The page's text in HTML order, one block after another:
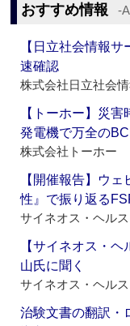
おすすめ情報
【日立社会情報
速確認
株式会社日立社会
【トーホー】災
発電機で万全の
株式会社トーホー
【開催報告】ウ
性』で振り返る
サイネオス・ヘル
【サイネオス・
山氏に聞く
サイネオス・ヘル
治験文書の翻訳・